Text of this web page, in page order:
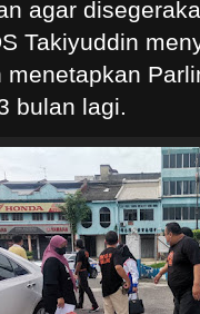
agar
Takiyuddin
menetapkan
bulan lagi.